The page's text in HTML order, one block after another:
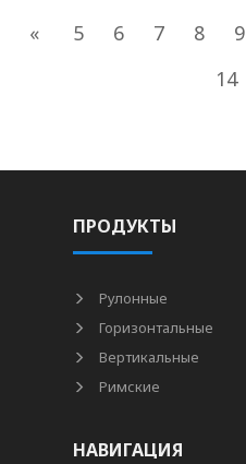
« 5 6 7 8 9
14
ПРОДУКТЫ
Рулонные
Горизонтальные
Вертикальные
Римские
НАВИГАЦИЯ